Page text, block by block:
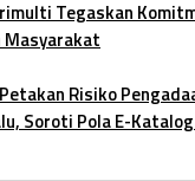
Tegaskan
Masyarakat
Risiko
Soroti Pola E-